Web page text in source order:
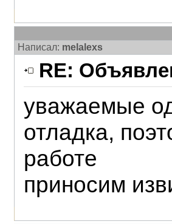
Написал: melalexs
RE:
уважаемые
отладка,
работе
приносим